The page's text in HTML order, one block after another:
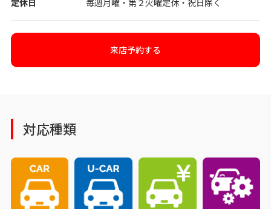
定休日 毎週月曜・第２火曜定休・祝日除く
来店予約する
対応種類